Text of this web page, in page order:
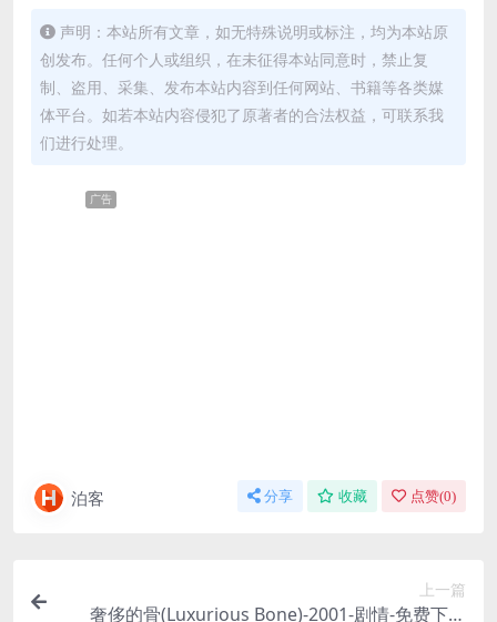
声明：本站所有文章，如无特殊说明或标注，均为本站原
创发布。任何个人或组织，在未征得本站同意时，禁止复
制、盗用、采集、发布本站内容到任何网站、书籍等各类媒
体平台。如若本站内容侵犯了原著者的合法权益，可联系我
们进行处理。
广告
泊客 分享 收藏 点赞(0)
上一篇
奢侈的骨(Luxurious Bone)-2001-剧情-免费下载